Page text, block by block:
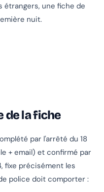
étrangers, une fiche de
nuit.
de la fiche
par l'arrêté du 18
+ email) et confirmé par
fixe précisément les
police doit comporter :